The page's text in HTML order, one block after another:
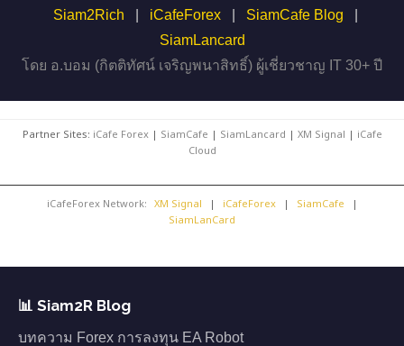
Siam2Rich
iCafeForex SiamCafe Blog
SiamLancard
โดย อ.บอม (กิตติทัศน์ เจริญพนาสิทธิ์) ผู้เชี่ยวชาญ IT 30+ ปี
Partner Sites: iCafe Forex| SiamCafe | SiamLancard | XM Signal | iCafe
Cloud
iCafeForex Network: XM Signal | iCafeForex | SiamCafe
|
SiamLanCard
📊 Siam2R Blog
บทความ Forex การลงทุน EA Robot